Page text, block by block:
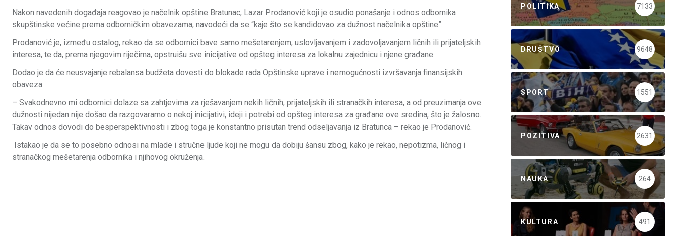
Nakon navedenih događaja reagovao je načelnik opštine Bratunac, Lazar Prodanović koji je osudio ponašanje i odnos odbornika
skupštinske većine prema odborničkim obavezama, navodeći da se “kaje što se kandidovao za dužnost načelnika opštine”.
Prodanović je, između ostalog, rekao da se odbornici bave samo mešetarenjem, uslovljavanjem i zadovoljavanjem ličnih ili prijateljskih
interesa, te da, prema njegovim riječima, opstruišu sve inicijative od opšteg interesa za lokalnu zajednicu i njene građane.
Dodao je da će neusvajanje rebalansa budžeta dovesti do blokade rada Opštinske uprave i nemogućnosti izvršavanja finansijskih
obaveza.
– Svakodnevno mi odbornici dolaze sa zahtjevima za rješavanjem nekih ličnih, prijateljskih ili stranačkih interesa, a od preuzimanja ove
dužnosti nijedan nije došao da razgovaramo o nekoj inicijativi, ideji i potrebi od opšteg interesa za građane ove sredina, što je žalosno.
Takav odnos dovodi do besperspektivnosti i zbog toga je konstantno prisutan trend odseljavanja iz Bratunca – rekao je Prodanović.
Istakao je da se to posebno odnosi na mlade i stručne ljude koji ne mogu da dobiju šansu zbog, kako je rekao, nepotizma, ličnog i
stranačkog mešetarenja odbornika i njihovog okruženja.
POLITIKA 7133
DRUŠTVO 9648
SPORT 1551
POZITIVA 2631
NAUKA 264
KULTURA 491